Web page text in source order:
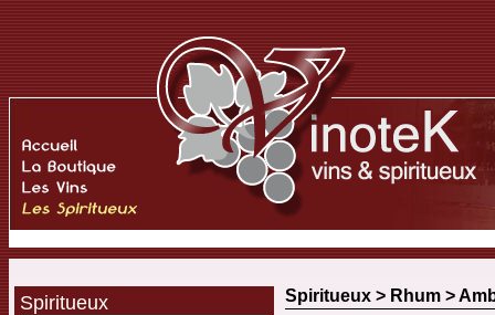
Spiritueux Spiritueux > Rhum >